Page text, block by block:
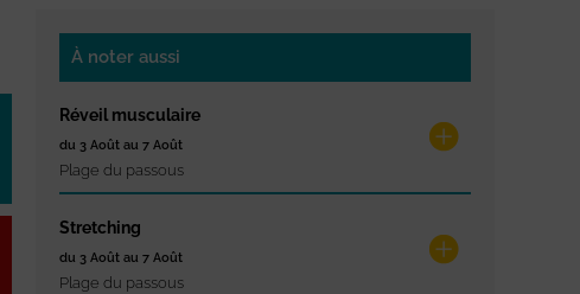
À noter aussi
Réveil musculaire
du 3 Août au 7 Août
Plage du passous
Stretching
du 3 Août au 7 Août
Plage du passous